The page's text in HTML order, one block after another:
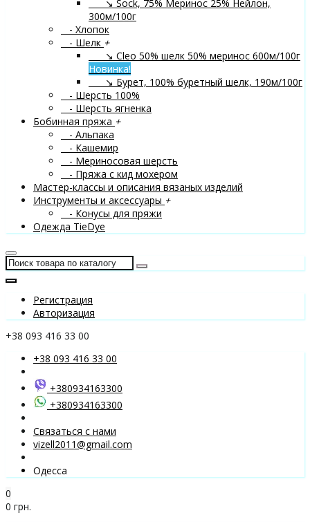
↘ Sock, 75% Меринос 25% Нейлон,
300м/100г
- Хлопок
- Шелк +
↘ Cleo 50% шелк 50% меринос 600м/100г
Новинка!
↘ Бурет, 100% буретный шелк, 190м/100г
- Шерсть 100%
- Шерсть ягненка
Бобинная пряжа +
- Альпака
- Кашемир
- Мериносовая шерсть
- Пряжа с кид мохером
Мастер-классы и описания вязаных изделий
Инструменты и аксессуары +
- Конусы для пряжи
Одежда TieDye
Регистрация
Авторизация
+38 093 416 33 00
+38 093 416 33 00
+380934163300
+380934163300
Связаться с нами
vizell2011@gmail.com
Одесса
0
0 грн.